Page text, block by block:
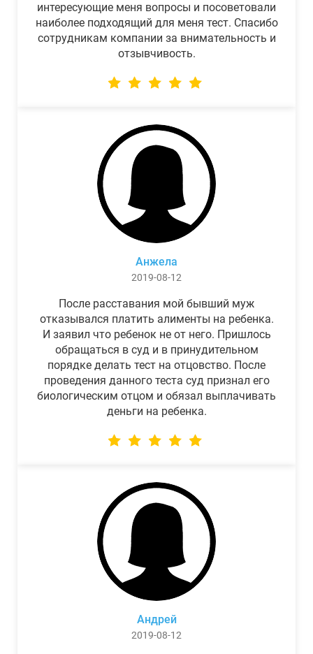
интересующие меня вопросы и посоветовали
наиболее подходящий для меня тест. Спасибо
сотрудникам компании за внимательность и
отзывчивость.
Анжела
2019-08-12
После расставания мой бывший муж
отказывался платить алименты на ребенка.
И заявил что ребенок не от него. Пришлось
обращаться в суд и в принудительном
порядке делать тест на отцовство. После
проведения данного теста суд признал его
биологическим отцом и обязал выплачивать
деньги на ребенка.
Андрей
2019-08-12